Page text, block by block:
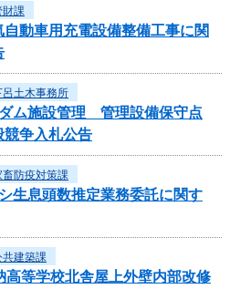
財課
動車用充電設備整備工事に関
呂土木事務所
施設管理 管理設備保守点
争入札公告
畜防疫対策課
生息頭数推定業務委託に関す
共建築課
高等学校北舎屋上外壁内部改修